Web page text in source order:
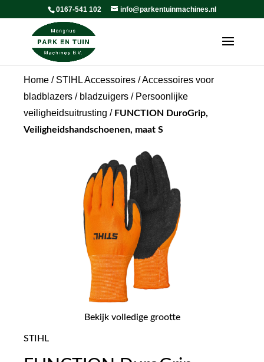
0167-541 102 info@parkentuinmachines.nl
Home / STIHL Accessoires /Accessoires voor
bladblazers / bladzuigers / Persoonlijke
veiligheidsuitrusting / FUNCTION DuroGrip,
Veiligheidshandschoenen, maat S
Bekijk volledige grootte
STIHL